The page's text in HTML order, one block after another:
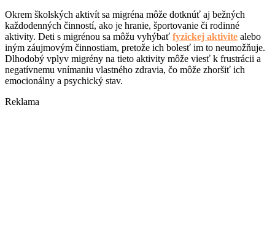
Okrem školských aktivít sa migréna môže dotknúť aj bežných
každodenných činností, ako je hranie, športovanie či rodinné
aktivity. Deti s migrénou sa môžu vyhýbať fyzickej aktivite alebo
iným záujmovým činnostiam, pretože ich bolesť im to neumožňuje.
Dlhodobý vplyv migrény na tieto aktivity môže viesť k frustrácii a
negatívnemu vnímaniu vlastného zdravia, čo môže zhoršiť ich
emocionálny a psychický stav.
Reklama